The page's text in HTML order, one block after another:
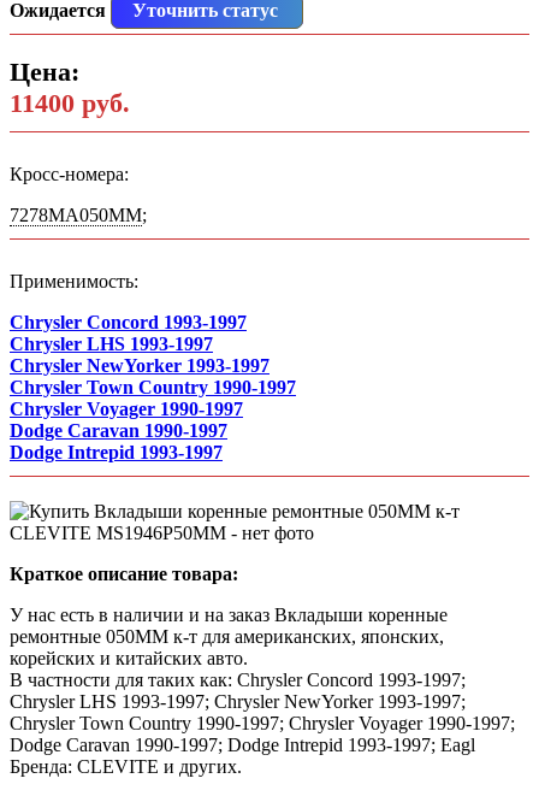
Ожидается
Уточнить статус
Цена:
11400 руб.
Кросс-номера:
7278MA050MM;
Применимость:
Chrysler Concord 1993-1997
Chrysler LHS 1993-1997
Chrysler NewYorker 1993-1997
Chrysler Town Country 1990-1997
Chrysler Voyager 1990-1997
Dodge Caravan 1990-1997
Dodge Intrepid 1993-1997
Краткое описание товара:
У нас есть в наличии и на заказ Вкладыши коренные
ремонтные 050MM к-т для американских, японских,
корейских и китайских авто.
В частности для таких как: Chrysler Concord 1993-1997;
Chrysler LHS 1993-1997; Chrysler NewYorker 1993-1997;
Chrysler Town Country 1990-1997; Chrysler Voyager 1990-1997;
Dodge Caravan 1990-1997; Dodge Intrepid 1993-1997; Eagl
Бренда: CLEVITE и других.